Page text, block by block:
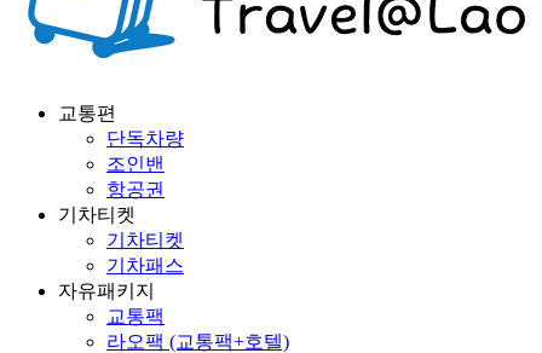
교통편
단독차량
조인밴
항공권
기차티켓
기차티켓
기차패스
자유패키지
교통팩
라오팩 (교통팩+호텔)